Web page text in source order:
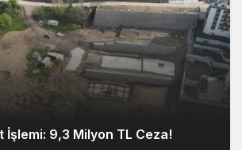
İşlemi: 9,3 Milyon TL Ceza!